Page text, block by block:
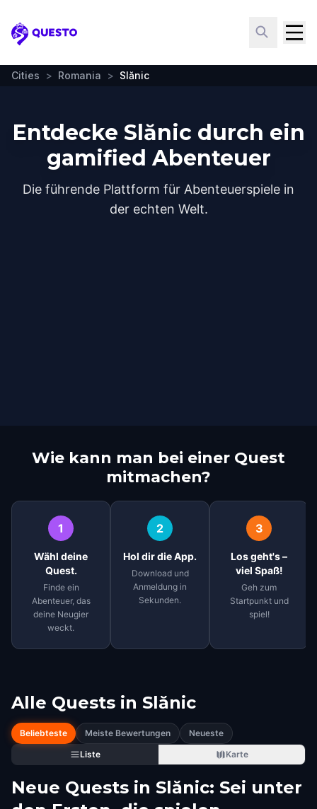
Questo
Cities > Romania > Slănic
Entdecke Slănic durch ein
gamified Abenteuer
Die führende Plattform für Abenteuerspiele in
der echten Welt.
Wie kann man bei einer Quest
mitmachen?
1
Wähl deine
Quest.
Finde ein
Abenteuer, das
deine Neugier
weckt.
2
Hol dir die App.
Download und
Anmeldung in
Sekunden.
3
Los geht's –
viel Spaß!
Geh zum
Startpunkt und
spiel!
Alle Quests in Slănic
Beliebteste Meiste Bewertungen
Neueste
Liste
Karte
Neue Quests in Slănic: Sei unter